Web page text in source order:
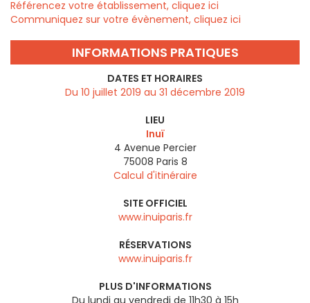
Référencez votre établissement, cliquez ici
Communiquez sur votre évènement, cliquez ici
INFORMATIONS PRATIQUES
DATES ET HORAIRES
Du 10 juillet 2019 au 31 décembre 2019
LIEU
Inuï
4 Avenue Percier
75008 Paris 8
Calcul d'itinéraire
SITE OFFICIEL
www.inuiparis.fr
RÉSERVATIONS
www.inuiparis.fr
PLUS D'INFORMATIONS